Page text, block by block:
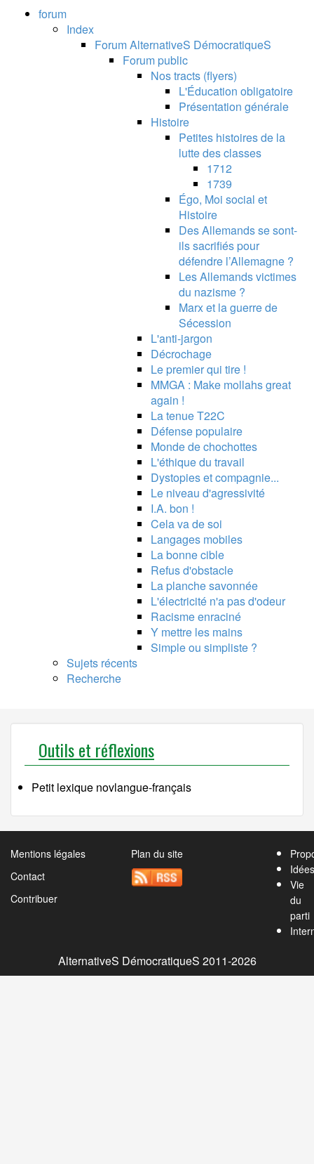
forum
Index
Forum AlternativeS DémocratiqueS
Forum public
Nos tracts (flyers)
L'Éducation obligatoire
Présentation générale
Histoire
Petites histoires de la
lutte des classes
1712
1739
Égo, Moi social et
Histoire
Des Allemands se sont-
ils sacrifiés pour
défendre l’Allemagne ?
Les Allemands victimes
du nazisme ?
Marx et la guerre de
Sécession
L'anti-jargon
Décrochage
Le premier qui tire !
MMGA : Make mollahs great
again !
La tenue T22C
Défense populaire
Monde de chochottes
L'éthique du travail
Dystopies et compagnie...
Le niveau d'agressivité
I.A. bon !
Cela va de soi
Langages mobiles
La bonne cible
Refus d'obstacle
La planche savonnée
L'électricité n'a pas d'odeur
Racisme enraciné
Y mettre les mains
Simple ou simpliste ?
Sujets récents
Recherche
Outils et réflexions
Petit lexique novlangue-français
Mentions légales
Contact
Contribuer
Plan du site
Idées
Vie
du
parti
AlternativeS DémocratiqueS 2011-2026